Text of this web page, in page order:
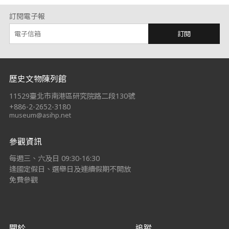
訂閱電子報
訂閱
:::
歷史文物陳列館
11529臺北市南港區研究院路二段130號
+886-2-2652-3180
museum@asihp.net
參觀資訊
每週三、六及日 09:30-16:30
逢國定假日、選舉日及連續假期不開放
免費參觀